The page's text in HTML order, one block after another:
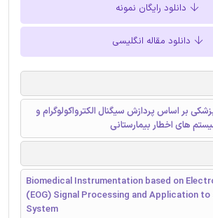
دانلود رایگان نمونه
دانلود مقاله انگلیسی
بر اساس پردازش سیگنال الکترواکولوگرام و
های اخطار بیمارستانی
Biomedical Instrumentation based on
(EOG) Signal Processing and Application
System